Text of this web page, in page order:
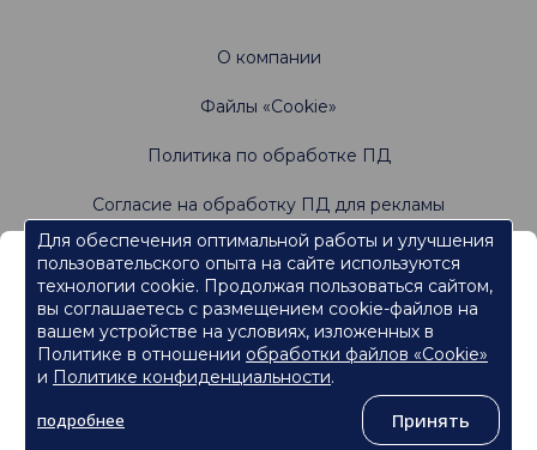
, 2026
О компании
Файлы «Cookie»
Политика по обработке ПД
Согласие на обработку ПД для рекламы
Не является офертой. Имеются противопоказания.
Проконсультируйтесь со специалистами
Информация, содержащаяся на данном веб-
сайте, предназначена для работников
сферы здравоохранения.
Нажмите кнопку "Продолжить", чтобы подтвердить, что
являетесь работником сферы здравоохранения и перейти к
Для обеспечения оптимальной работы и улучшения
пользовательского опыта на сайте используются
технологии cookie. Продолжая пользоваться сайтом,
вы соглашаетесь с размещением cookie-файлов на
вашем устройстве на условиях, изложенных в
Политике в отношении обработки файлов «Cookie»
и Политике конфиденциальности.
подробнее
Принять